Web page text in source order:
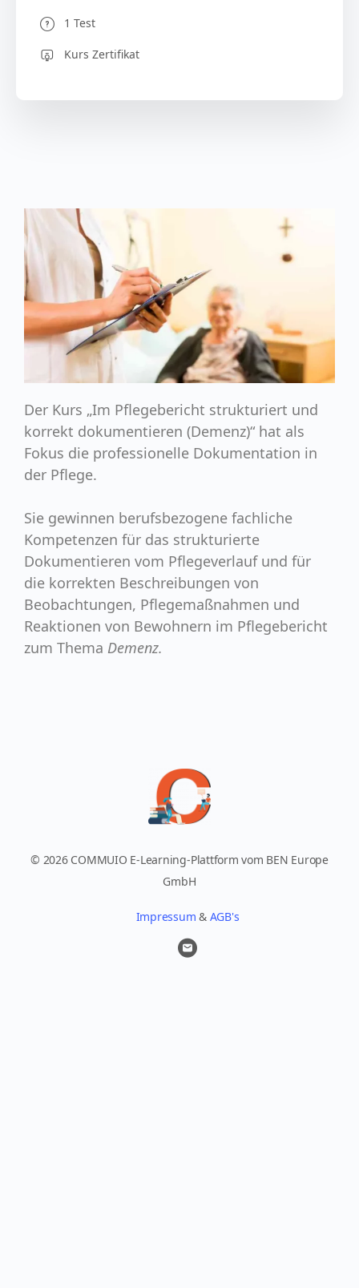
Der Kurs „Im Pflegebericht strukturiert und
korrekt dokumentieren (Demenz)“ hat als
Fokus die professionelle Dokumentation in
der Pflege.
Sie gewinnen berufsbezogene fachliche
Kompetenzen für das strukturierte
Dokumentieren vom Pflegeverlauf und für
die korrekten Beschreibungen von
Beobachtungen, Pflegemaßnahmen und
Reaktionen von Bewohnern im Pflegebericht
zum Thema Demenz.
1 Test
Kurs Zertifikat
© 2026 COMMUIO E-Learning-Plattform vom BEN Europe
GmbH
Impressum & AGB's